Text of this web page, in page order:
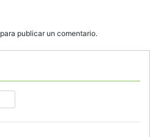
para publicar un comentario.